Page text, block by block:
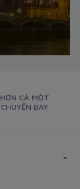
HƠN CẢ MỘT
CHUYẾN BAY